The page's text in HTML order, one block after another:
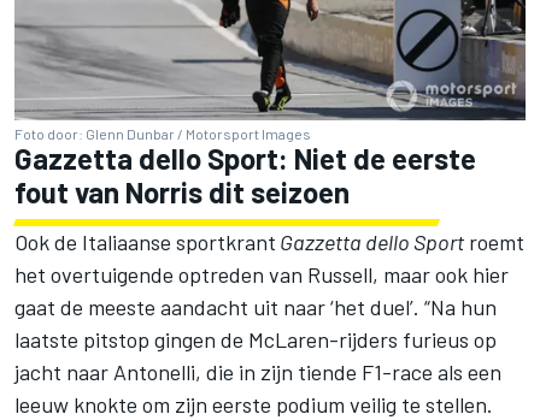
Foto door: Glenn Dunbar / Motorsport Images
Gazzetta dello Sport: Niet de eerste
fout van Norris dit seizoen
Ook de Italiaanse sportkrant Gazzetta dello Sport roemt
het overtuigende optreden van Russell, maar ook hier
gaat de meeste aandacht uit naar ‘het duel’. “Na hun
laatste pitstop gingen de McLaren-rijders furieus op
jacht naar Antonelli, die in zijn tiende F1-race als een
leeuw knokte om zijn eerste podium veilig te stellen.